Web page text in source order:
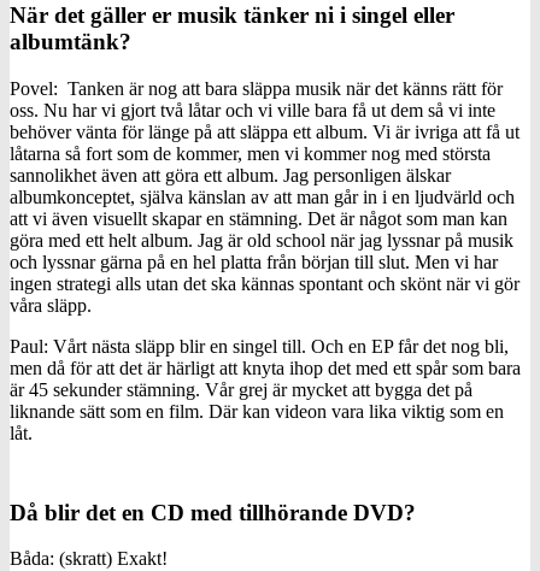
När det gäller er musik tänker ni i singel eller
albumtänk?
Povel: Tanken är nog att bara släppa musik när det känns rätt för
oss. Nu har vi gjort två låtar och vi ville bara få ut dem så vi inte
behöver vänta för länge på att släppa ett album. Vi är ivriga att få ut
låtarna så fort som de kommer, men vi kommer nog med största
sannolikhet även att göra ett album. Jag personligen älskar
albumkonceptet, själva känslan av att man går in i en ljudvärld och
att vi även visuellt skapar en stämning. Det är något som man kan
göra med ett helt album. Jag är old school när jag lyssnar på musik
och lyssnar gärna på en hel platta från början till slut. Men vi har
ingen strategi alls utan det ska kännas spontant och skönt när vi gör
våra släpp.
Paul: Vårt nästa släpp blir en singel till. Och en EP får det nog bli,
men då för att det är härligt att knyta ihop det med ett spår som bara
är 45 sekunder stämning. Vår grej är mycket att bygga det på
liknande sätt som en film. Där kan videon vara lika viktig som en
låt.
Då blir det en CD med tillhörande DVD?
Båda: (skratt) Exakt!